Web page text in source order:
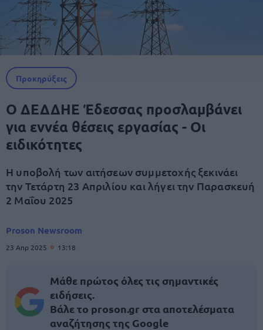
Προκηρύξεις
Ο ΔΕΔΔΗΕ Έδεσσας προσλαμβάνει
για εννέα θέσεις εργασίας - Οι
ειδικότητες
Η υποβολή των αιτήσεων συμμετοχής ξεκινάει
την Τετάρτη 23 Απριλίου και λήγει την Παρασκευή
2 Μαΐου 2025
Proson Newsroom
23 Απρ 2025 13:18
Μάθε πρώτος όλες τις σημαντικές
ειδήσεις.
Βάλε το proson.gr στα αποτελέσματα
αναζήτησης της Google